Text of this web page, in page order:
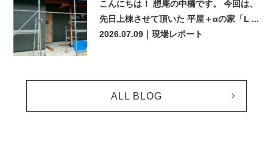
こんにちは！ 想庵の中橋です。 今回は、
先日上棟させて頂いた 平屋＋αの家「L ...
2026.07.09 ｜現場レポート
ALL BLOG